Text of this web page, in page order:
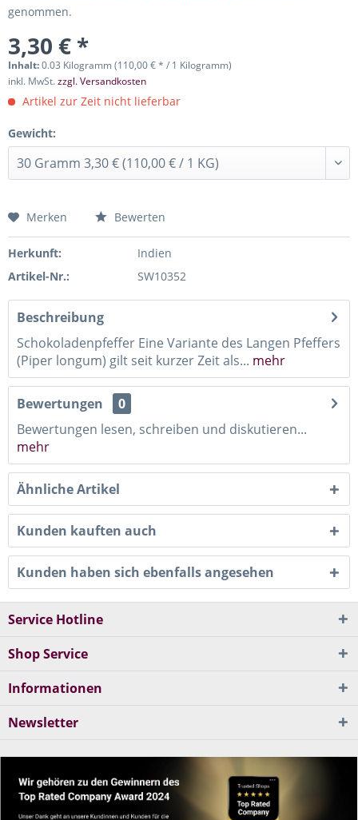
genommen.
3,30 € *
Inhalt:0.03 Kilogramm (110,00 € * / 1 Kilogramm)
inkl. MwSt.zzgl. Versandkosten
Artikel zur Zeit nicht lieferbar
Gewicht:
Merken Bewerten
Herkunft:
Indien
Artikel-Nr.:
SW10352
Beschreibung
Schokoladenpfeffer Eine Variante des Langen Pfeffers
(Piper longum) gilt seit kurzer Zeit als... mehr
Bewertungen
0
Bewertungen lesen, schreiben und diskutieren...
mehr
Ähnliche Artikel
Kunden kauften auch
Kunden haben sich ebenfalls angesehen
Service Hotline
Shop Service
Informationen
Newsletter